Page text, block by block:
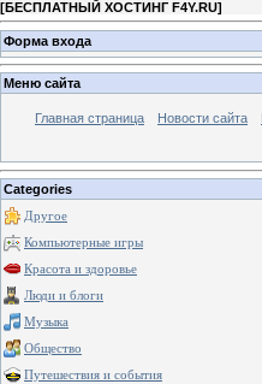
[БЕСПЛАТНЫЙ ХОСТИНГ F4Y.RU]
Форма входа
Меню сайта
Главная страница Новости сайта
Categories
Другое
Компьютерные игры
Красота и здоровье
Люди и блоги
Музыка
Общество
Путешествия и события